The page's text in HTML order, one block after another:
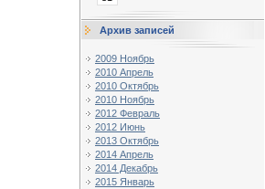
Архив записей
2009 Ноябрь
2010 Апрель
2010 Октябрь
2010 Ноябрь
2012 Февраль
2012 Июнь
2013 Октябрь
2014 Апрель
2014 Декабрь
2015 Январь